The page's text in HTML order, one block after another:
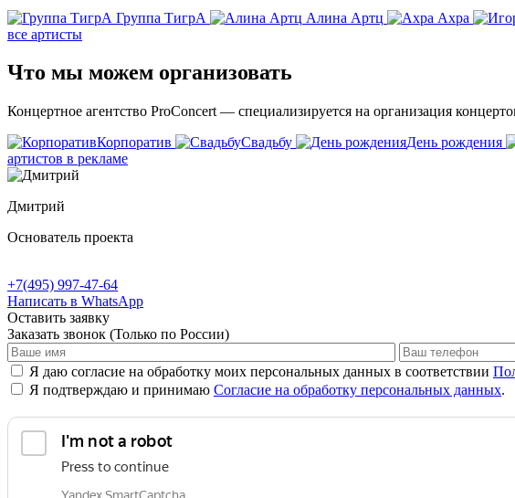
Группа ТигрА
Алина Артц Ахра
все артисты
Что мы можем организовать
Концертное агентство ProConcert — cпециализируется на организация
Корпоратив
Свадьбу День рождения
артистов в рекламе
Дмитрий
Основатель проекта
+7(495) 997-47-64
Написать в WhatsApp
Оставить заявку
Заказать звонок (Только по России)
Я даю согласие на обработку моих персональных данных в соответствии
Я подтверждаю и принимаю Согласие на обработку персональных данных.